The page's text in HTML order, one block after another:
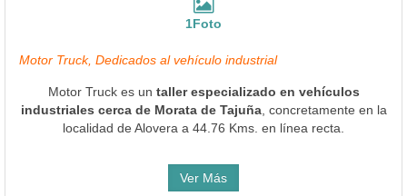
1Foto
Motor Truck, Dedicados al vehículo industrial
Motor Truck es un taller especializado en vehículos
industriales cerca de Morata de Tajuña, concretamente en la
localidad de Alovera a 44.76 Kms. en línea recta.
Ver Más